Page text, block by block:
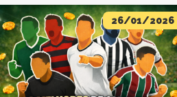
26/01/2026